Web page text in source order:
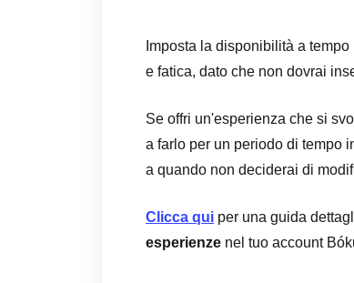
Imposta la disponibilità a
e fatica, dato che non dovrai
Se offri un'esperienza che si
a farlo per un periodo di tempo
a quando non deciderai di
Clicca qui per una guida
esperienze nel tuo account